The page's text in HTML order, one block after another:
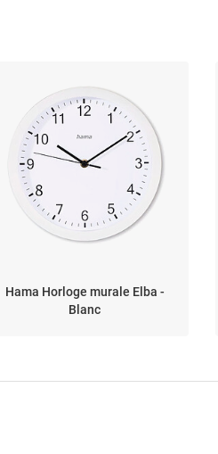
Hama Horloge murale Elba -
Blanc